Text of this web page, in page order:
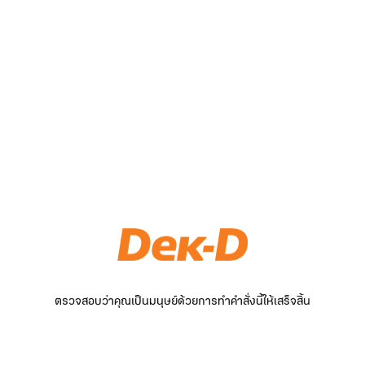
ตรวจสอบว่าคุณเป็นมนุษย์ด้วยการทำคำสั่งนี้ให้เสร็จสิ้น